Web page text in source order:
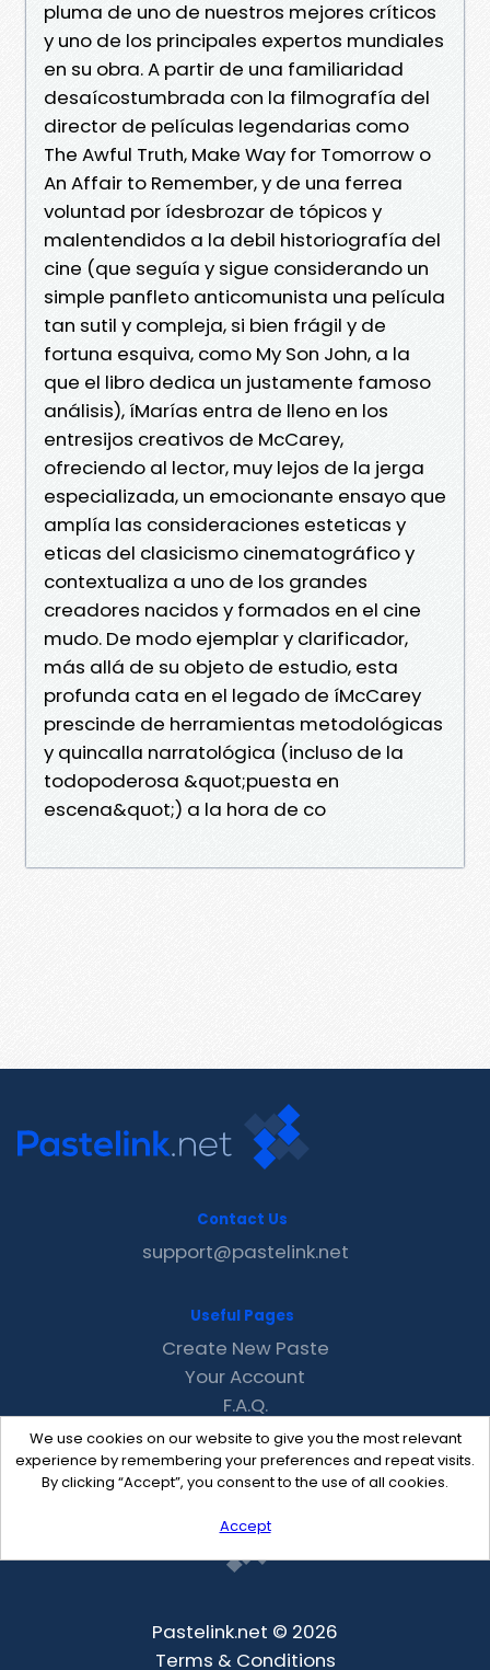
pluma de uno de nuestros mejores críticos
y uno de los principales expertos mundiales
en su obra. A partir de una familiaridad
desaícostumbrada con la filmografía del
director de películas legendarias como
The Awful Truth, Make Way for Tomorrow o
An Affair to Remember, y de una ferrea
voluntad por ídesbrozar de tópicos y
malentendidos a la debil historiografía del
cine (que seguía y sigue considerando un
simple panfleto anticomunista una película
tan sutil y compleja, si bien frágil y de
fortuna esquiva, como My Son John, a la
que el libro dedica un justamente famoso
análisis), íMarías entra de lleno en los
entresijos creativos de McCarey,
ofreciendo al lector, muy lejos de la jerga
especializada, un emocionante ensayo que
amplía las consideraciones esteticas y
eticas del clasicismo cinematográfico y
contextualiza a uno de los grandes
creadores nacidos y formados en el cine
mudo. De modo ejemplar y clarificador,
más allá de su objeto de estudio, esta
profunda cata en el legado de íMcCarey
prescinde de herramientas metodológicas
y quincalla narratológica (incluso de la
todopoderosa &quot;puesta en
escena&quot;) a la hora de co
We use cookies on our website to give you the most relevant
experience by remembering your preferences and repeat visits.
By clicking “Accept”, you consent to the use of all cookies.
Accept
Contact Us
support@pastelink.net
Useful Pages
Create New Paste
Your Account
F.A.Q.
Recent
Contact
Pastelink.net © 2026
Terms & Conditions